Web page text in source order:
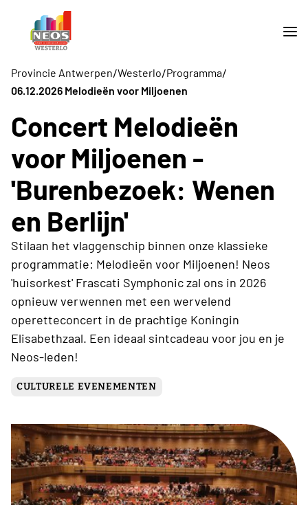
Provincie Antwerpen/Westerlo/Programma/
06.12.2026 Melodieën voor Miljoenen
Concert Melodieën
voor Miljoenen -
'Burenbezoek: Wenen
en Berlijn'
Stilaan het vlaggenschip binnen onze klassieke
programmatie: Melodieën voor Miljoenen! Neos
'huisorkest' Frascati Symphonic zal ons in 2026
opnieuw verwennen met een wervelend
operetteconcert in de prachtige Koningin
Elisabethzaal. Een ideaal sintcadeau voor jou en je
Neos-leden!
CULTURELE EVENEMENTEN